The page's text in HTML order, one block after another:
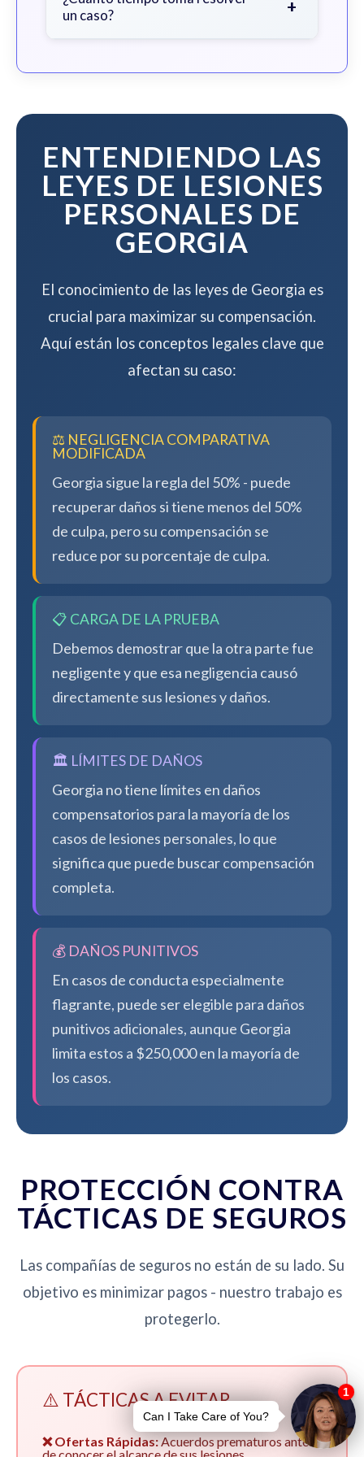
que ganemos su caso.
un caso?
+
del caso, pero trabajamos para
mientras maximizamos su
ENTENDIENDO LAS
LEYES DE LESIONES
PERSONALES DE
GEORGIA
El conocimiento de las leyes de Georgia es
crucial para maximizar su compensación.
Aquí están los conceptos legales clave que
afectan su caso:
⚖️ NEGLIGENCIA COMPARATIVA
MODIFICADA
Georgia sigue la regla del 50% - puede
recuperar daños si tiene menos del 50%
de culpa, pero su compensación se
reduce por su porcentaje de culpa.
📋 CARGA DE LA PRUEBA
Debemos demostrar que la otra parte fue
negligente y que esa negligencia causó
directamente sus lesiones y daños.
🏛️ LÍMITES DE DAÑOS
Georgia no tiene límites en daños
compensatorios para la mayoría de los
casos de lesiones personales, lo que
significa que puede buscar compensación
completa.
💰 DAÑOS PUNITIVOS
En casos de conducta especialmente
flagrante, puede ser elegible para daños
punitivos adicionales, aunque Georgia
limita estos a $250,000 en la mayoría de
los casos.
PROTECCIÓN CONTRA
TÁCTICAS DE SEGUROS
Las compañías de seguros no están de su lado. Su
objetivo es minimizar pagos - nuestro trabajo es
protegerlo.
⚠️ TÁCTICAS A EVITAR
❌ Ofertas Rápidas:Acuerdos prematuros antes